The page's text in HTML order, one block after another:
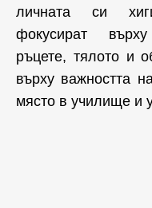
личната си
фокусират
ръцете, тялото и
върху важността
място в училище и